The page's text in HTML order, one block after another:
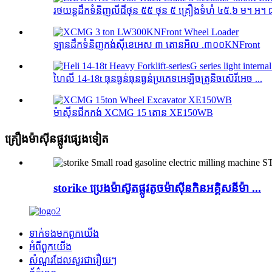
រថយន្ដដឹកទំនិញលីជីថុន ៥៥ ថុន ៥ គ្រឿងទំហំ ៤៥.៦ ម។ អ។
ឡានដឹកទំនិញកង់ស៊ីខេអេស ៣ តោនអិល .៣០០KNFront
ហៃលី 14-18t ធុនធ្ងន់ធុនធ្ងន់ប្រភេទអេឡិចត្រូនិចស៊េរីអេច ...
ម៉ាស៊ីនជីកកង់ XCMG 15 តោន XE150WB
គ្រឿងម៉ាស៊ីនផ្លូវផ្សេងទៀត
storike ប្រេងម៉ាស៊ូតផ្លូវតូចម៉ាស៊ីនកិនអគ្គិសនីម៉ា ...
ទាក់ទង​មក​ពួក​យើង
អំពី​ពួក​យើង
សំណួរដែលសួរជារឿយៗ